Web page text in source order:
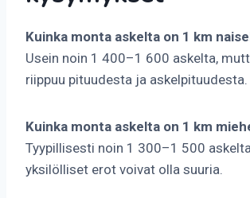
Kuinka monta askelta on 1 km
Usein noin 1 400–1 600 askelta,
riippuu pituudesta ja askelpituudesta.
Kuinka monta askelta on 1 km
Tyypillisesti noin 1 300–1 500
yksilölliset erot voivat olla suuria.